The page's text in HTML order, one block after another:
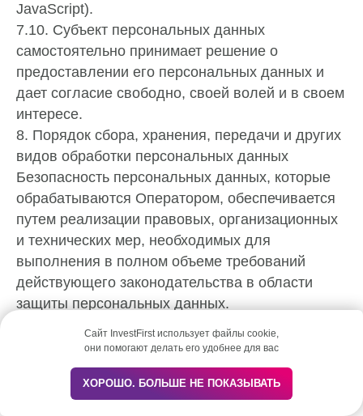
JavaScript).
7.10. Субъект персональных данных
самостоятельно принимает решение о
предоставлении его персональных данных и
дает согласие свободно, своей волей и в своем
интересе.
8. Порядок сбора, хранения, передачи и других
видов обработки персональных данных
Безопасность персональных данных, которые
обрабатываются Оператором, обеспечивается
путем реализации правовых, организационных
и технических мер, необходимых для
выполнения в полном объеме требований
действующего законодательства в области
защиты персональных данных.
8.1. Оператор обеспечивает сохранность
персональных данных и принимает все
возможные меры, исключающие доступ к
персональным данным неуполномоченных лиц.
Сайт InvestFirst использует файлы cookie,
они помогают делать его удобнее для вас
ХОРОШО. БОЛЬШЕ НЕ ПОКАЗЫВАТЬ